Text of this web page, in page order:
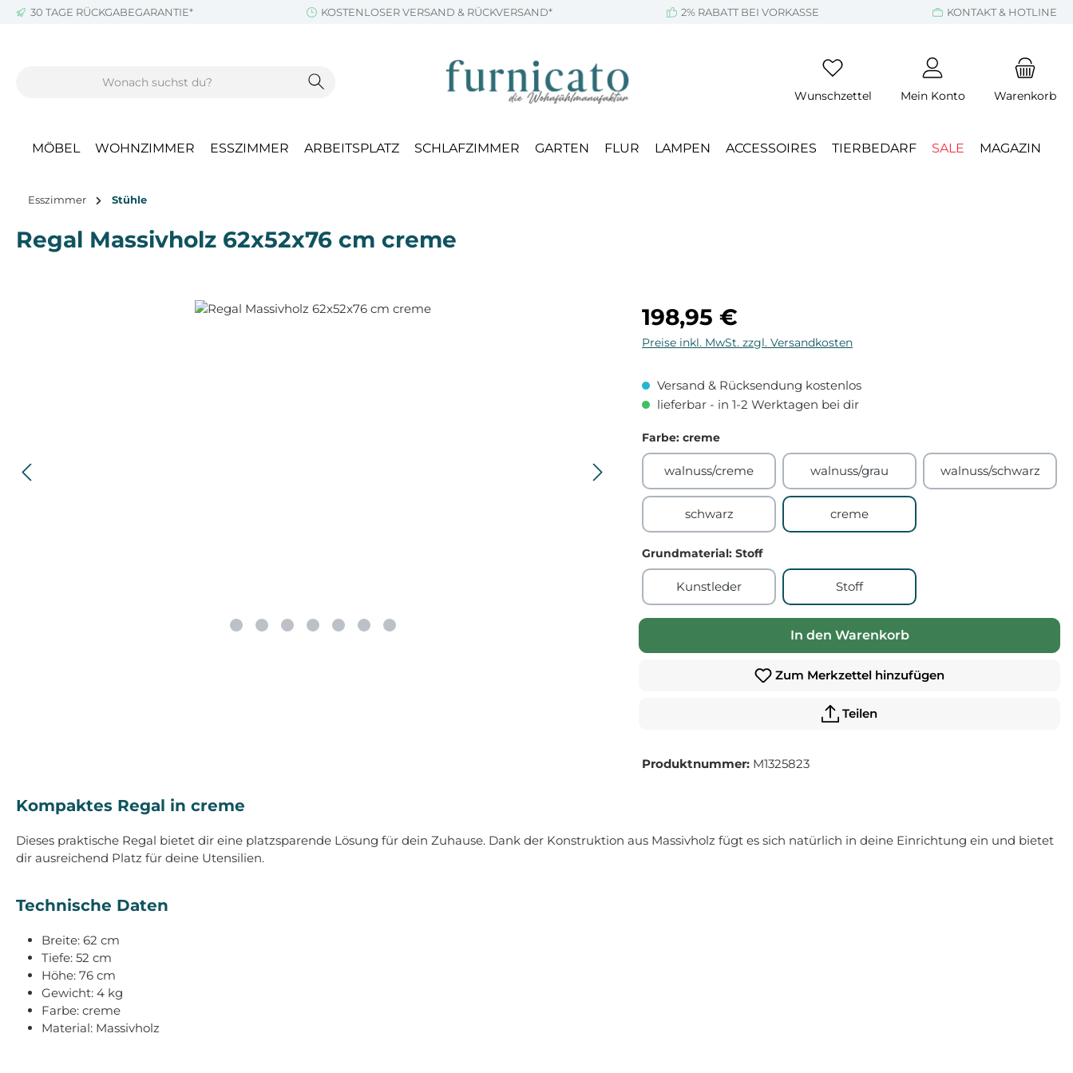
Hauptinhalt springen
Zur Suche springen
Zur Hauptnavigation springen
30 TAGE RÜCKGABEGARANTIE* KOSTENLOSER VERSAND & RÜCKVERSAND* 2% RABATT BEI VORKASSE KONTAKT & HOTLINE
Wunschzettel Mein Konto Warenkorb
MÖBEL WOHNZIMMER ESSZIMMER ARBEITSPLATZ SCHLAFZIMMER GARTEN FLUR LAMPEN ACCESSOIRES TIERBEDARF SALE MAGAZIN
Esszimmer Stühle
Regal Massivholz 62x52x76 cm creme
Regulärer Preis:
198,95 €
Preise inkl. MwSt. zzgl. Versandkosten
Versand & Rücksendung kostenlos
lieferbar - in 1-2 Werktagen bei dir
Farbe: creme
walnuss/creme walnuss/grau walnuss/schwarz
schwarz creme
Grundmaterial: Stoff
Kunstleder Stoff
In den Warenkorb
Zum Merkzettel hinzufügen
Teilen
Produktnummer: M1325823
Kompaktes Regal in creme
Dieses praktische Regal bietet dir eine platzsparende Lösung für dein Zuhause. Dank der Konstruktion aus Massivholz fügt es sich natürlich in deine Einrichtung ein und bietet
dir ausreichend Platz für deine Utensilien.
Technische Daten
Breite: 62 cm
Tiefe: 52 cm
Höhe: 76 cm
Gewicht: 4 kg
Farbe: creme
Material: Massivholz